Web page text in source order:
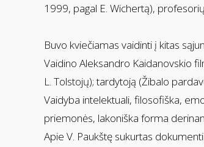
1999, pagal E. Wichertą),
Buvo kviečiamas vaidinti į kitas
Vaidino Aleksandro Kaidanovskio
L. Tolstojų); tardytoją (Žibalo
Vaidyba intelektuali, filosofiška,
priemonės, lakoniška forma
Apie V. Paukštę sukurtas